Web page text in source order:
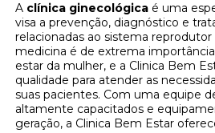
A clínica ginecológica é uma
visa a prevenção, diagnóstico e
relacionadas ao sistema reprodutor
medicina é de extrema
estar da mulher, e a Clinica Bem
qualidade para atender as
suas pacientes. Com uma equipe
altamente capacitados e
geração, a Clinica Bem Estar